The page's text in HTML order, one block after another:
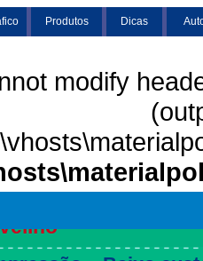
Produtos Dicas
modify